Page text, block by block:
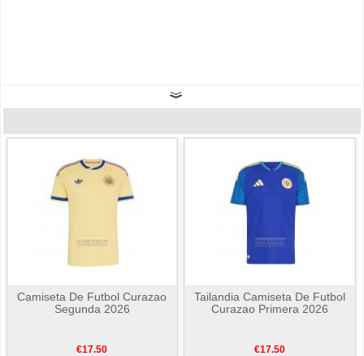
Camiseta De Futbol Curazao
Segunda 2026
€17.50
Tailandia Camiseta De Futbol
Curazao Primera 2026
€17.50